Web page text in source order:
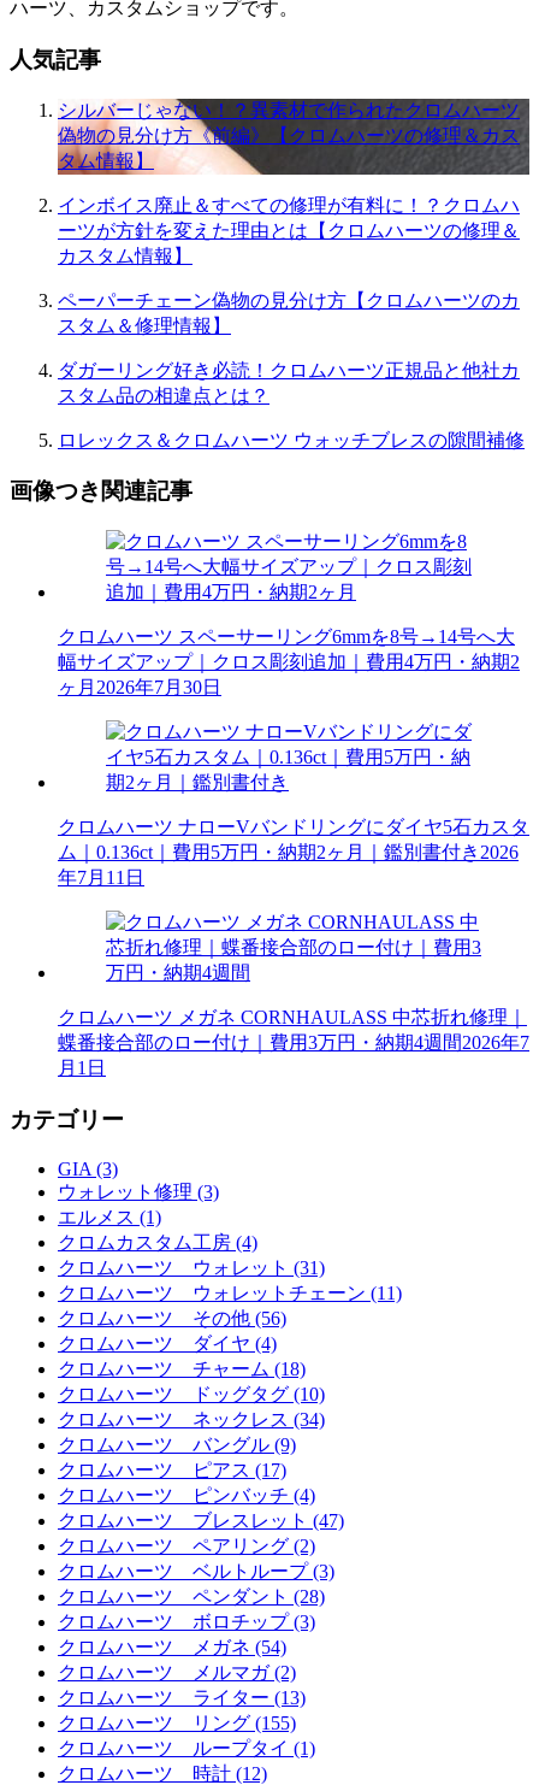
ハーツ、カスタムショップです。
人気記事
シルバーじゃない！？異素材で作られたクロムハーツ
偽物の見分け方《前編》【クロムハーツの修理＆カス
タム情報】
インボイス廃止＆すべての修理が有料に！？クロムハ
ーツが方針を変えた理由とは【クロムハーツの修理＆
カスタム情報】
ペーパーチェーン偽物の見分け方【クロムハーツのカ
スタム＆修理情報】
ダガーリング好き必読！クロムハーツ正規品と他社カ
スタム品の相違点とは？
ロレックス＆クロムハーツ ウォッチブレスの隙間補修
画像つき関連記事
クロムハーツ スペーサーリング6mmを8号→14号へ大
幅サイズアップ｜クロス彫刻追加｜費用4万円・納期2
ヶ月 2026年7月30日
クロムハーツ ナローVバンドリングにダイヤ5石カスタ
ム｜0.136ct｜費用5万円・納期2ヶ月｜鑑別書付き 2026
年7月11日
クロムハーツ メガネ CORNHAULASS 中芯折れ修理｜
蝶番接合部のロー付け｜費用3万円・納期4週間2026年7
月1日
カテゴリー
GIA (3)
ウォレット修理 (3)
エルメス (1)
クロムカスタム工房 (4)
クロムハーツ ウォレット (31)
クロムハーツ ウォレットチェーン (11)
クロムハーツ その他 (56)
クロムハーツ ダイヤ (4)
クロムハーツ チャーム (18)
クロムハーツ ドッグタグ (10)
クロムハーツ ネックレス (34)
クロムハーツ バングル (9)
クロムハーツ ピアス (17)
クロムハーツ ピンバッチ (4)
クロムハーツ ブレスレット (47)
クロムハーツ ペアリング (2)
クロムハーツ ベルトループ (3)
クロムハーツ ペンダント (28)
クロムハーツ ボロチップ (3)
クロムハーツ メガネ (54)
クロムハーツ メルマガ (2)
クロムハーツ ライター (13)
クロムハーツ リング (155)
クロムハーツ ループタイ (1)
クロムハーツ 時計 (12)